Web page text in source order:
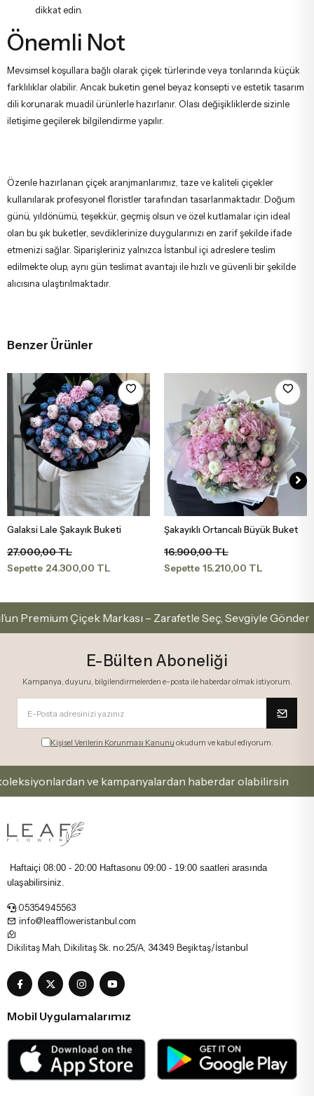
dikkat edin.
Önemli Not
Mevsimsel koşullara bağlı olarak çiçek türlerinde veya tonlarında küçük
farklılıklar olabilir. Ancak buketin genel beyaz konsepti ve estetik tasarım
dili korunarak muadil ürünlerle hazırlanır. Olası değişikliklerde sizinle
iletişime geçilerek bilgilendirme yapılır.
Özenle hazırlanan çiçek aranjmanlarımız, taze ve kaliteli çiçekler
kullanılarak profesyonel floristler tarafından tasarlanmaktadır. Doğum
günü, yıldönümü, teşekkür, geçmiş olsun ve özel kutlamalar için ideal
olan bu şık buketler, sevdiklerinize duygularınızı en zarif şekilde ifade
etmenizi sağlar. Siparişleriniz yalnızca İstanbul içi adreslere teslim
edilmekte olup, aynı gün teslimat avantajı ile hızlı ve güvenli bir şekilde
alıcısına ulaştırılmaktadır.
Benzer Ürünler
Sepete Ekle
Galaksi Lale Şakayık Buketi
27.000,00 TL
Sepette 24.300,00 TL
Sepete Ekle
Şakayıklı Ortancalı Büyük Buket
16.900,00 TL
Sepette 15.210,00 TL
Çiçek Markası – Zarafetle Seç, Sevgiyle Gönder
E-Bülten Aboneliği
Kampanya, duyuru, bilgilendirmelerden e-posta ile haberdar olmak istiyorum.
Kişisel Verilerin Korunması Kanunu okudum ve kabul ediyorum.
ve kampanyalardan haberdar olabilirsin
Haftaiçi 08:00 - 20:00 Haftasonu 09:00 - 19:00 saatleri arasında
ulaşabilirsiniz.
05354945563
info@leaffloweristanbul.com
Dikilitaş Mah, Dikilitaş Sk. no:25/A, 34349 Beşiktaş/İstanbul
Mobil Uygulamalarımız